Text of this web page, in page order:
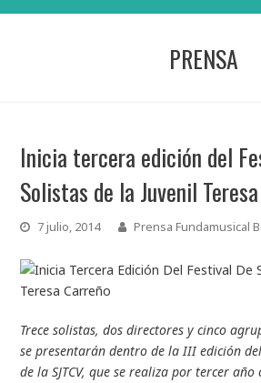
PRENSA
Inicia tercera edición del
Solistas de la Juvenil
7 julio, 2014 Prensa Fundamusical
Trece solistas, dos directores y cinco
se presentarán dentro de la III edición
de la SJTCV, que se realiza por tercer